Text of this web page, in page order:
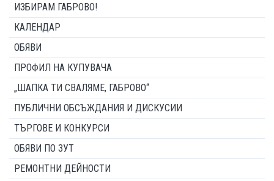
ИЗБИРАМ ГАБРОВО!
КАЛЕНДАР
ОБЯВИ
ПРОФИЛ НА КУПУВАЧА
„ШАПКА ТИ СВАЛЯМЕ, ГАБРОВО“
ПУБЛИЧНИ ОБСЪЖДАНИЯ И ДИСКУСИИ
ТЪРГОВЕ И КОНКУРСИ
ОБЯВИ ПО ЗУТ
РЕМОНТНИ ДЕЙНОСТИ